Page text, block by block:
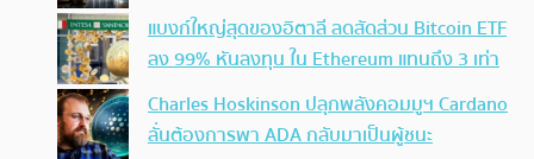
แบงก์ใหญ่สุดของอิตาลี ลดสัดส่วน Bitcoin ETF
ลง 99% หันลงทุน ใน Ethereum แทนถึง 3 เท่า
Charles Hoskinson ปลุกพลังคอมมูฯ Cardano
ลั่นต้องการพา ADA กลับมาเป็นผู้ชนะ